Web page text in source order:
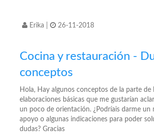
Erika 26-11-2018
Cocina y restauración -
conceptos
Hola, Hay algunos conceptos de la parte de
elaboraciones básicas que me gustarían
un poco de orientación. ¿Podríais darme un
apoyo o algunas indicaciones para poder
dudas? Gracias